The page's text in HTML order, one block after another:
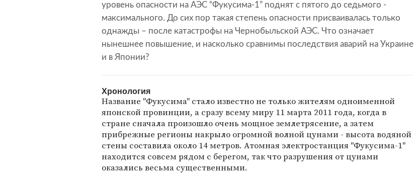
уровень опасности на АЭС “Фукусима-1” поднят с пятого до седьмого -
максимального. До сих пор такая степень опасности присваивалась только
однажды – после катастрофы на Чернобыльской АЭС. Что означает
нынешнее повышение, и насколько сравнимы последствия аварий на Украине
и в Японии?
Хронология
Название "Фукусима" стало известно не только жителям одноименной
японской провинции, а сразу всему миру 11 марта 2011 года, когда в
стране сначала произошло очень мощное землетрясение, а затем
прибрежные регионы накрыло огромной волной цунами - высота водяной
стены составила около 14 метров. Атомная электростанция "Фукусима-1"
находится совсем рядом с берегом, так что разрушения от цунами
оказались весьма существенными.